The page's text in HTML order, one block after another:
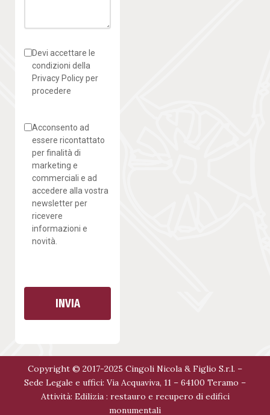
Devi accettare le
condizioni della
Privacy Policy per
procedere
Acconsento ad
essere ricontattato
per finalità di
marketing e
commerciali e ad
accedere alla vostra
newsletter per
ricevere
informazioni e
novità.
INVIA
Copyright © 2017-2025 Cingoli Nicola & Figlio S.r.l. –
Sede Legale e uffici: Via Acquaviva, 11 – 64100 Teramo –
Attività: Edilizia : restauro e recupero di edifici
monumentali